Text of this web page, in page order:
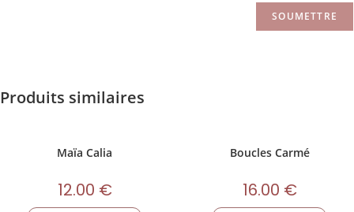
Produits similaires
Maïa Calia
12.00 €
Boucles Carmé
16.00 €